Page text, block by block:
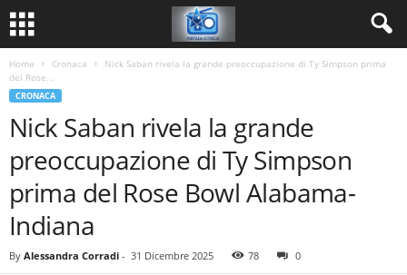
Home Cronaca
Nick Saban rivela la grande preoccupazione di Ty Simpson prima
del Rose...
CRONACA
Nick Saban rivela la grande
preoccupazione di Ty Simpson
prima del Rose Bowl Alabama-
Indiana
By Alessandra Corradi - 31 Dicembre 2025 78 0